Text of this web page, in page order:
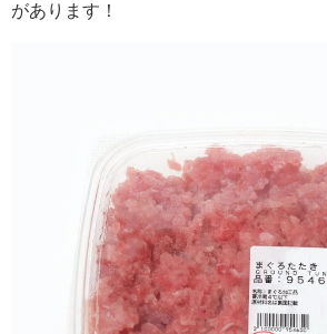
があります！